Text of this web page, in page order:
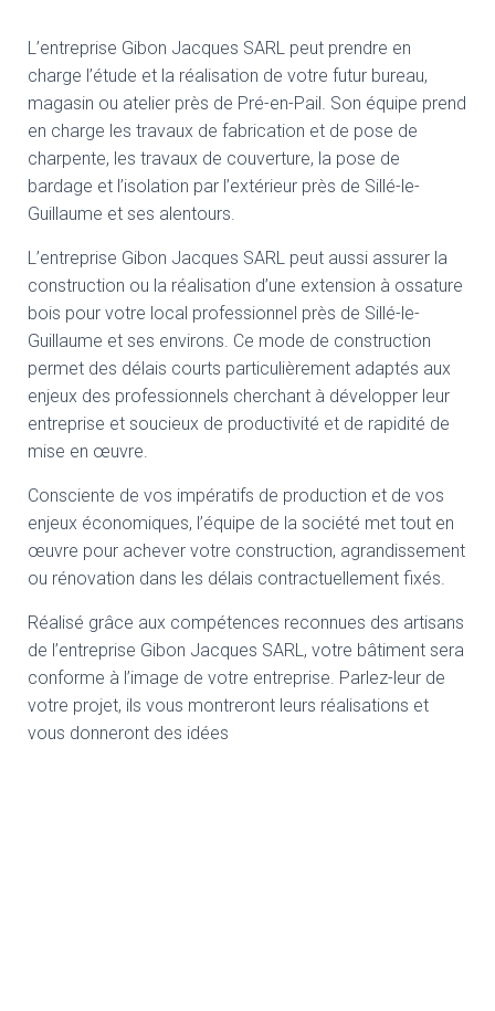
L’entreprise Gibon Jacques SARL peut prendre en
charge l’étude et la réalisation de votre futur bureau,
magasin ou atelier près de Pré-en-Pail. Son équipe prend
en charge les travaux de fabrication et de pose de
charpente, les travaux de couverture, la pose de
bardage et l’isolation par l’extérieur près de Sillé-le-
Guillaume et ses alentours.
L’entreprise Gibon Jacques SARL peut aussi assurer la
construction ou la réalisation d’une extension à ossature
bois pour votre local professionnel près de Sillé-le-
Guillaume et ses environs. Ce mode de construction
permet des délais courts particulièrement adaptés aux
enjeux des professionnels cherchant à développer leur
entreprise et soucieux de productivité et de rapidité de
mise en œuvre.
Consciente de vos impératifs de production et de vos
enjeux économiques, l’équipe de la société met tout en
œuvre pour achever votre construction, agrandissement
ou rénovation dans les délais contractuellement fixés.
Réalisé grâce aux compétences reconnues des artisans
de l’entreprise Gibon Jacques SARL, votre bâtiment sera
conforme à l’image de votre entreprise. Parlez-leur de
votre projet, ils vous montreront leurs réalisations et
vous donneront des idées